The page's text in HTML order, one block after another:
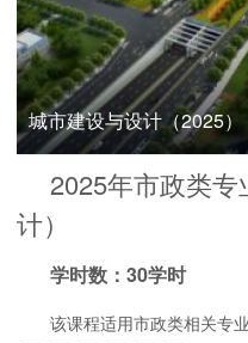
城市建设与设计（2025）
2025年市政类
计）
学时数：30学时
该课程适用市政类相关专业